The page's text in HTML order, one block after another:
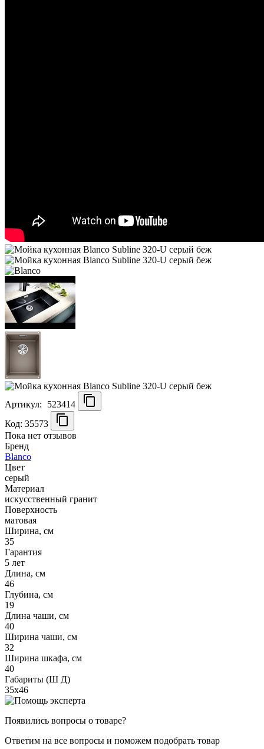
Артикул:
523414
Код: 35573
Пока нет отзывов
Бренд
Blanco
Цвет
серый
Материал
искусственный гранит
Поверхность
матовая
Ширина, см
35
Гарантия
5 лет
Длина, см
46
Глубина, см
19
Длина чаши, см
40
Ширина чаши, см
32
Ширина шкафа, см
40
Габариты (Ш Д)
35х46
Появились вопросы о товаре?
Ответим на все вопросы и поможем подобрать товар